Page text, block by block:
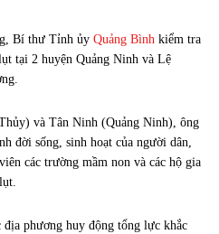
Bí thư Tỉnh ủy Quảng Bình kiểm tra
tại 2 huyện Quảng Ninh và Lệ
và Tân Ninh (Quảng Ninh), ông
đời sống, sinh hoạt của người dân,
các trường mầm non và các hộ gia
địa phương huy động tổng lực khắc